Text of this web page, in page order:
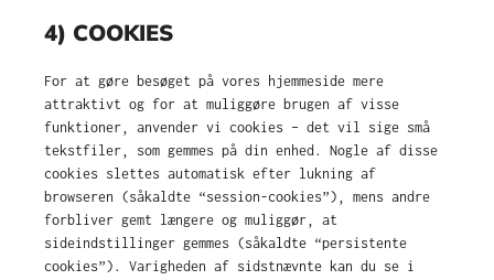
4) COOKIES
For at gøre besøget på vores hjemmeside mere
attraktivt og for at muliggøre brugen af visse
funktioner, anvender vi cookies – det vil sige små
tekstfiler, som gemmes på din enhed. Nogle af disse
cookies slettes automatisk efter lukning af
browseren (såkaldte “session-cookies”), mens andre
forbliver gemt længere og muliggør, at
sideindstillinger gemmes (såkaldte “persistente
cookies”). Varigheden af sidstnævnte kan du se i